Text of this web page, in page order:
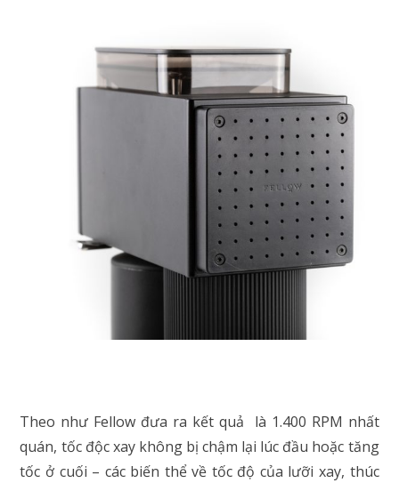
Theo như Fellow đưa ra kết quả là 1.400 RPM nhất
quán, tốc độc xay không bị chậm lại lúc đầu hoặc tăng
tốc ở cuối – các biến thể về tốc độ của lưỡi xay, thúc